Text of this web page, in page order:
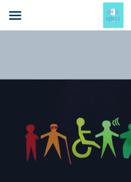
Servicios
Territorios de Color
¡ÚNETE A